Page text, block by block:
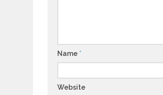
Name *
Website